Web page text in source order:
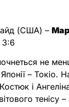
(США) –
3:6
не
– Токіо.
і
тенісу